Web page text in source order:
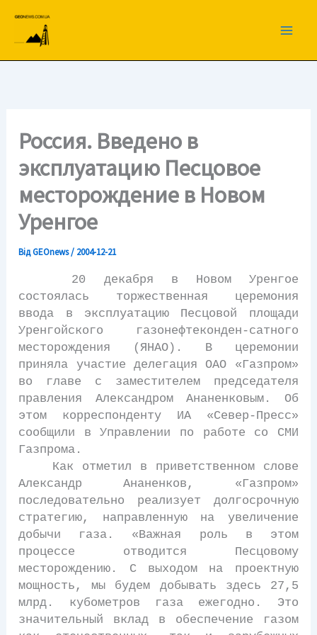
вмісту
Россия. Введено в
эксплуатацию Песцовое
месторождение в Новом
Уренгое
ВідGEOnews/ 2004-12-21
20 декабря в Новом Уренгое
состоялась торжественная церемония
ввода в эксплуатацию Песцовой площади
Уренгойского газонефтеконден-сатного
месторождения (ЯНАО). В церемонии
приняла участие делегация ОАО «Газпром»
во главе с заместителем председателя
правления Александром Ананенковым. Об
этом корреспонденту ИА «Север-Пресс»
сообщили в Управлении по работе со СМИ
Газпрома.
Как отметил в приветственном слове
Александр Ананенков, «Газпром»
последовательно реализует долгосрочную
стратегию, направленную на увеличение
добычи газа. «Важная роль в этом
процессе отводится Песцовому
месторождению. С выходом на проектную
мощность, мы будем добывать здесь 27,5
млрд. кубометров газа ежегодно. Это
значительный вклад в обеспечение газом